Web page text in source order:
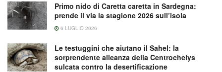
Primo nido di Caretta caretta in Sardegna:
prende il via la stagione 2026 sull’isola
6 LUGLIO 2026
Le testuggini che aiutano il Sahel: la
sorprendente alleanza della Centrochelys
sulcata contro la desertificazione